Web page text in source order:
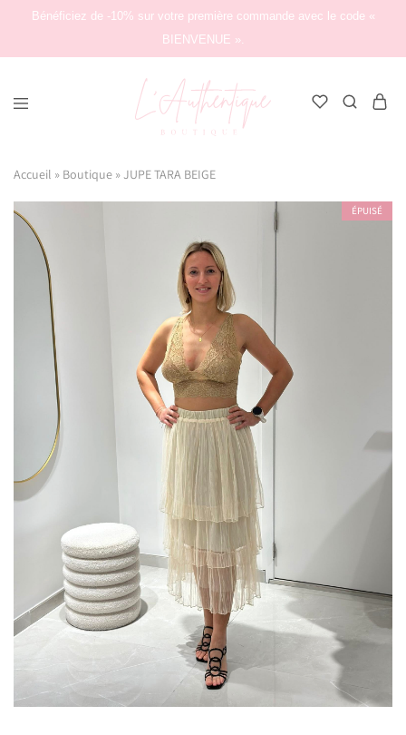
Bénéficiez de -10% sur votre première commande avec le code «
BIENVENUE ».
Accueil » Boutique »JUPE TARA BEIGE
ÉPUISÉ